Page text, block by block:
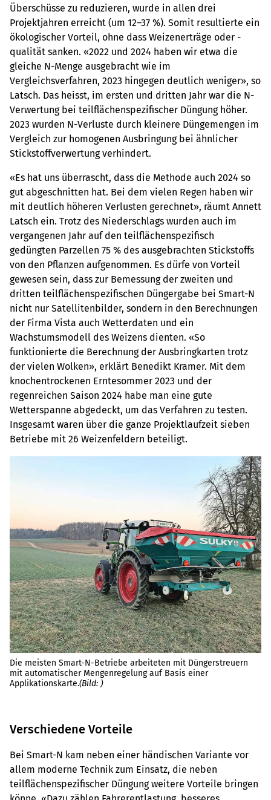
Überschüsse zu reduzieren, wurde in allen drei
Projektjahren erreicht (um 12–37 %). Somit resultierte ein
ökologischer Vorteil, ohne dass Weizenerträge oder -
qualität sanken. «2022 und 2024 haben wir etwa die
gleiche N-Menge ausgebracht wie im
Vergleichsverfahren, 2023 hingegen deutlich weniger», so
Latsch. Das heisst, im ersten und dritten Jahr war die N-
Verwertung bei teilflächenspezifischer Düngung höher.
2023 wurden N-Verluste durch kleinere Düngemengen im
Vergleich zur homogenen Ausbringung bei ähnlicher
Stickstoffverwertung verhindert.
«Es hat uns überrascht, dass die Methode auch 2024 so
gut abgeschnitten hat. Bei dem vielen Regen haben wir
mit deutlich höheren Verlusten gerechnet», räumt Annett
Latsch ein. Trotz des Niederschlags wurden auch im
vergangenen Jahr auf den teilflächenspezifisch
gedüngten Parzellen 75 % des ausgebrachten Stickstoffs
von den Pflanzen aufgenommen. Es dürfe von Vorteil
gewesen sein, dass zur Bemessung der zweiten und
dritten teilflächenspezifischen Düngergabe bei Smart-N
nicht nur Satellitenbilder, sondern in den Berechnungen
der Firma Vista auch Wetterdaten und ein
Wachstumsmodell des Weizens dienten. «So
funktionierte die Berechnung der Ausbringkarten trotz
der vielen Wolken», erklärt Benedikt Kramer. Mit dem
knochentrockenen Erntesommer 2023 und der
regenreichen Saison 2024 habe man eine gute
Wetterspanne abgedeckt, um das Verfahren zu testen.
Insgesamt waren über die ganze Projektlaufzeit sieben
Betriebe mit 26 Weizenfeldern beteiligt.
Die meisten Smart-N-Betriebe arbeiteten mit Düngerstreuern
mit automatischer Mengenregelung auf Basis einer
Applikationskarte.(Bild: )
Verschiedene Vorteile
Bei Smart-N kam neben einer händischen Variante vor
allem moderne Technik zum Einsatz, die neben
teilflächenspezifischer Düngung weitere Vorteile bringen